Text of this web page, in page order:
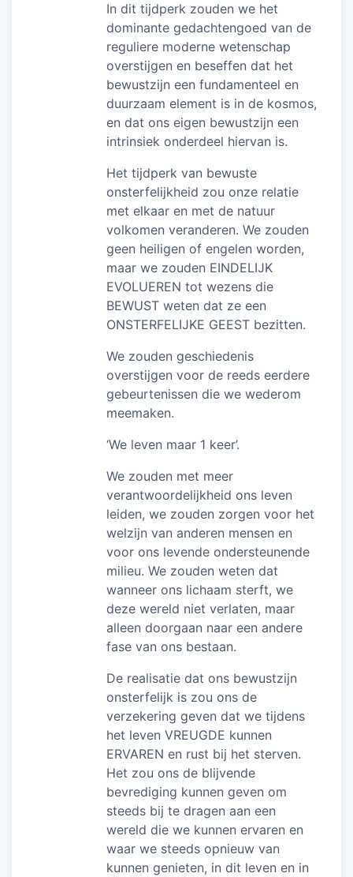
In dit tijdperk zouden we het
dominante gedachtengoed van de
reguliere moderne wetenschap
overstijgen en beseffen dat het
bewustzijn een fundamenteel en
duurzaam element is in de kosmos,
en dat ons eigen bewustzijn een
intrinsiek onderdeel hiervan is.
Het tijdperk van bewuste
onsterfelijkheid zou onze relatie
met elkaar en met de natuur
volkomen veranderen. We zouden
geen heiligen of engelen worden,
maar we zouden EINDELIJK
EVOLUEREN tot wezens die
BEWUST weten dat ze een
ONSTERFELIJKE GEEST bezitten.
We zouden geschiedenis
overstijgen voor de reeds eerdere
gebeurtenissen die we wederom
meemaken.
‘We leven maar 1 keer’.
We zouden met meer
verantwoordelijkheid ons leven
leiden, we zouden zorgen voor het
welzijn van anderen mensen en
voor ons levende ondersteunende
milieu. We zouden weten dat
wanneer ons lichaam sterft, we
deze wereld niet verlaten, maar
alleen doorgaan naar een andere
fase van ons bestaan.
De realisatie dat ons bewustzijn
onsterfelijk is zou ons de
verzekering geven dat we tijdens
het leven VREUGDE kunnen
ERVAREN en rust bij het sterven.
Het zou ons de blijvende
bevrediging kunnen geven om
steeds bij te dragen aan een
wereld die we kunnen ervaren en
waar we steeds opnieuw van
kunnen genieten, in dit leven en in